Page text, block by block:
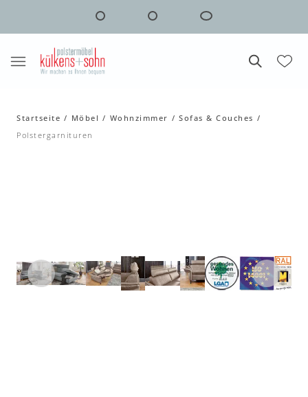
Startseite Möbel Wohnzimmer
Sofas & Couches
Polstergarnituren